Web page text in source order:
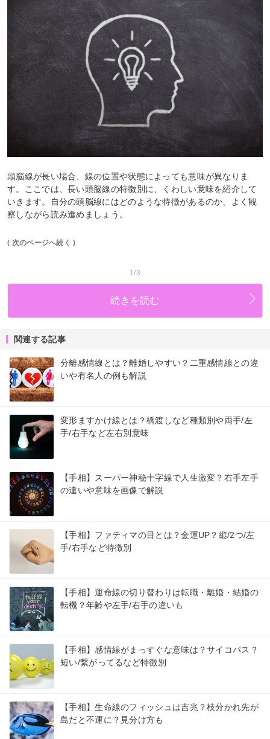
頭脳線が長い場合、線の位置や状態によっても意味が異なりま
す。ここでは、長い頭脳線の特徴別に、くわしい意味を紹介して
いきます。自分の頭脳線にはどのような特徴があるのか、よく観
察しながら読み進めましょう。
( 次のページへ続く )
1/3
続きを読む
関連する記事
分離感情線とは？離婚しやすい？二重感情線との違
いや有名人の例も解説
変形ますかけ線とは？橋渡しなど種類別や両手/左
手/右手など左右別意味
【手相】スーパー神秘十字線で人生激変？右手左手
の違いや意味を画像で解説
【手相】ファティマの目とは？金運UP？縦/2つ/左
手/右手など特徴別
【手相】運命線の切り替わりは転職・離婚・結婚の
転機？年齢や左手/右手の違いも
【手相】感情線がまっすぐな意味は？サイコパス？
短い/繋がってるなど特徴別
【手相】生命線のフィッシュは吉兆？枝分かれ先が
島だと不運に？見分け方も